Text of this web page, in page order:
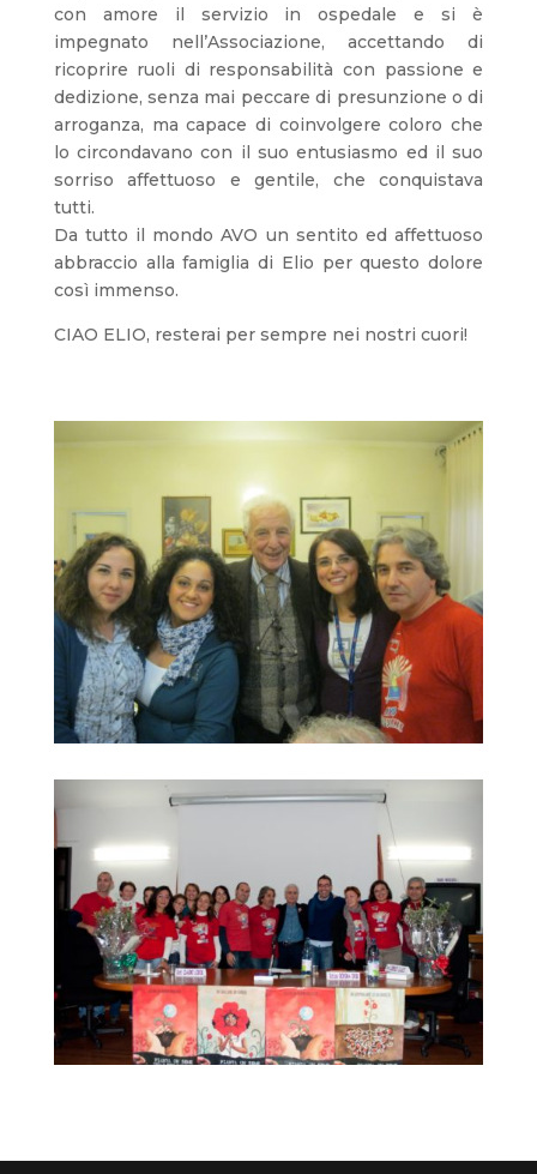
con amore il servizio in ospedale e si è
impegnato nell’Associazione, accettando di
ricoprire ruoli di responsabilità con passione e
dedizione, senza mai peccare di presunzione o di
arroganza, ma capace di coinvolgere coloro che
lo circondavano con il suo entusiasmo ed il suo
sorriso affettuoso e gentile, che conquistava
tutti.
Da tutto il mondo AVO un sentito ed affettuoso
abbraccio alla famiglia di Elio per questo dolore
così immenso.
CIAO ELIO, resterai per sempre nei nostri cuori!